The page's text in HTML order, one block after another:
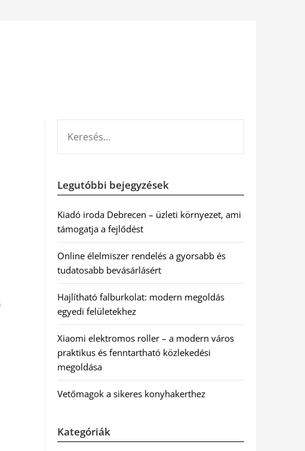
Legutóbbi bejegyzések
Kiadó iroda Debrecen – üzleti környezet, ami
támogatja a fejlődést
Online élelmiszer rendelés a gyorsabb és
tudatosabb bevásárlásért
Hajlítható falburkolat: modern megoldás
egyedi felületekhez
Xiaomi elektromos roller – a modern város
praktikus és fenntartható közlekedési
megoldása
Vetőmagok a sikeres konyhakerthez
Kategóriák